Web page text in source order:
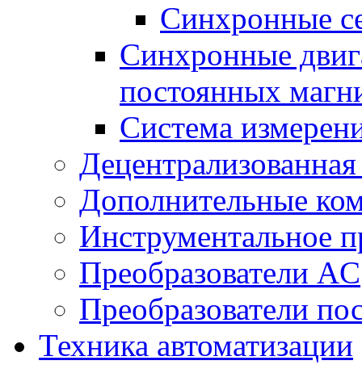
Синхронные
Синхронные
постоянных
Система
Дополнительные
Инструментальное
Преобразователи AC
Преобразователи
Техника автоматизации